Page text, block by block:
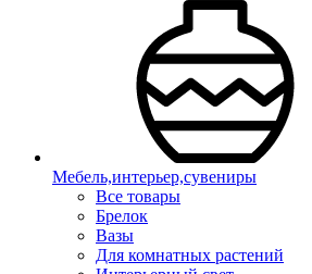
Мебель,интерьер,сувениры
Все товары
Брелок
Вазы
Для комнатных растений